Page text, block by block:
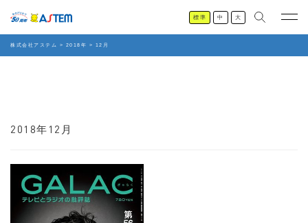
標準 中 大
株式会社アステム > 2018年 > 12月
2018年12月